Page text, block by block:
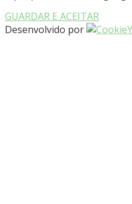
GUARDAR E ACEITAR
Desenvolvido por